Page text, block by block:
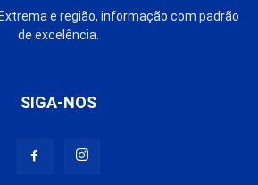
e região, informação com padrão
de excelência.
SIGA-NOS